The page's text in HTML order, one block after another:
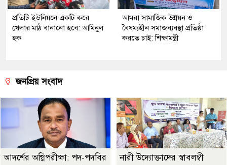
প্রতিটি ইউনিয়নে একটি করে
খেলার মাঠ বানানো হবে: আমিনুল
হক
আমরা সামাজিক উন্নয়ন ও
বৈষম্যহীন সমাজব্যবস্থা প্রতিষ্ঠা
করতে চাই: শিক্ষামন্ত্রী
জনপ্রিয় সংবাদ
আদর্শের অগ্নিপরীক্ষা: পদ-পদবির
নারী উদ্যোক্তাদের স্বাবলম্বী